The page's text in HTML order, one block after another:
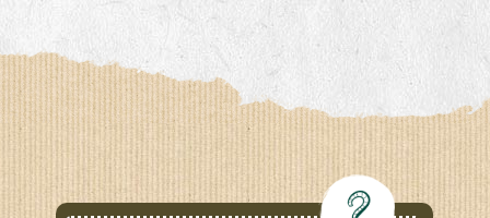
www.laboiteagraines.com
L’AUBEPIN (PDO)
www.aubepin.fr
LE BIAU GERME (LBG)